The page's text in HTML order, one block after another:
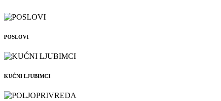
POSLOVI
KUĆNI LJUBIMCI